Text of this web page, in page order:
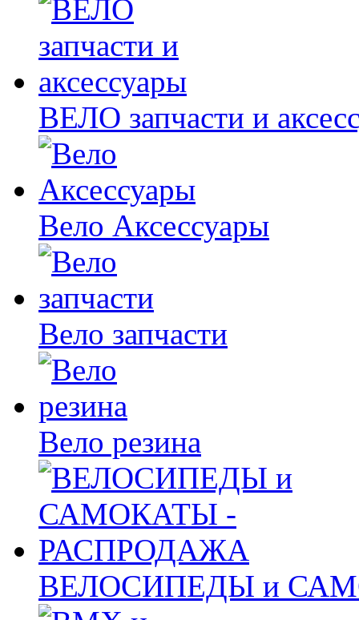
ВЕЛО запчасти и
Вело Аксессуары
Вело запчасти
Вело резина
ВЕЛОСИПЕДЫ и